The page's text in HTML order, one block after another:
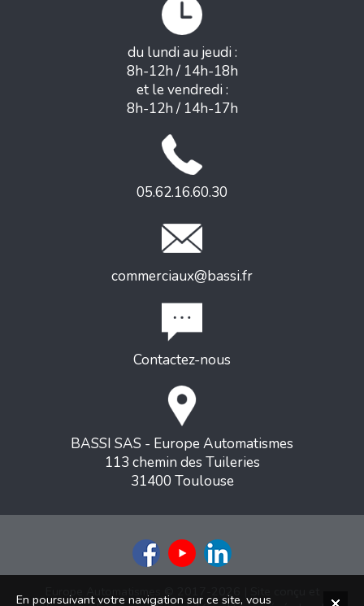
du lundi au jeudi :
8h-12h / 14h-18h
et le vendredi :
8h-12h / 14h-17h
05.62.16.60.30
commerciaux@bassi.fr
Contactez-nous
BASSI SAS - Europe Automatismes
113 chemin des Tuileries
31400 Toulouse
Europe Automatismes © 2017-2026 | Site conçu et
En poursuivant votre navigation sur ce site, vous